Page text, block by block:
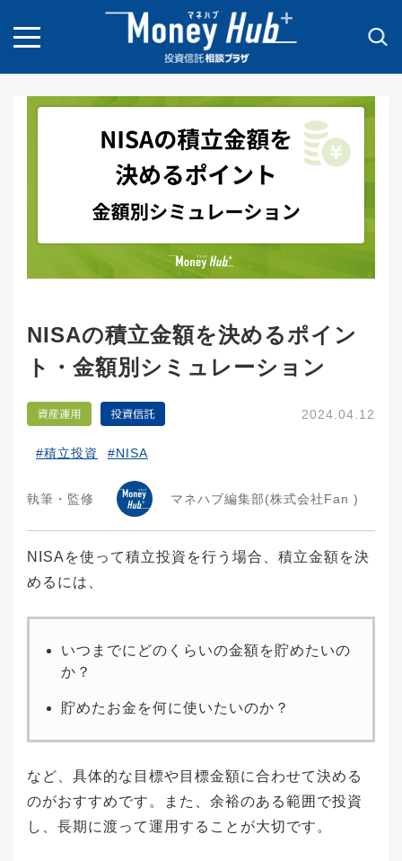
toggle
navigation
NISAの積立金額を決めるポイン
ト・金額別シミュレーション
2024.04.12
#積立投資 #NISA
執筆・監修 マネハブ編集部(株式会社Fan )
NISAを使って積立投資を行う場合、積立金額を決
めるには、
いつまでにどのくらいの金額を貯めたいの
か？
貯めたお金を何に使いたいのか？
など、具体的な目標や目標金額に合わせて決める
のがおすすめです。また、余裕のある範囲で投資
し、長期に渡って運用することが大切です。